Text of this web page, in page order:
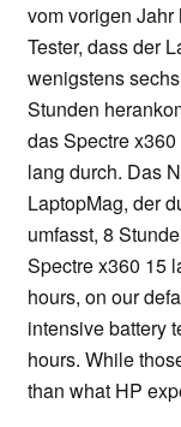
vom vorigen Jahr
Tester, dass der
wenigstens
Stunden
das Spectre
lang durch. Das
LaptopMag, der
umfasst, 8
Spectre x360 15
hours, on our
intensive battery
hours. While
than what HP